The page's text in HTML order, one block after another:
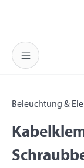
Zum Hauptinhalt
Beleuchtung &